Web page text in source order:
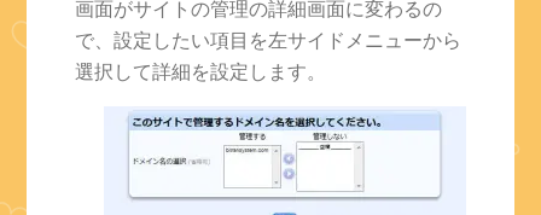
画面がサイトの管理の詳細画面に変わるの
で、設定したい項目を左サイドメニューから
選択して詳細を設定します。